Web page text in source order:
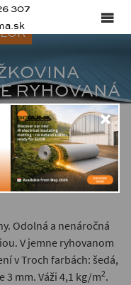
307
RYHOVANÁ
3.9 — 4.1
Odolná a nenáročná
V jemne ryhovanom
v Troch farbách: šedá,
3 mm. Váži 4,1 kg/m2.